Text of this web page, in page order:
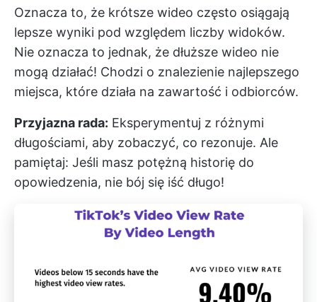
Oznacza to, że krótsze wideo często osiągają
lepsze wyniki pod względem liczby widoków.
Nie oznacza to jednak, że dłuższe wideo nie
mogą działać! Chodzi o znalezienie najlepszego
miejsca, które działa na zawartość i odbiorców.
Przyjazna rada: Eksperymentuj z różnymi
długościami, aby zobaczyć, co rezonuje. Ale
pamiętaj: Jeśli masz potężną historię do
opowiedzenia, nie bój się iść długo!